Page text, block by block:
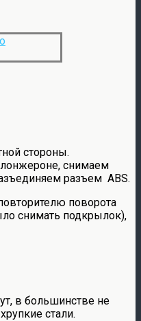
стороны.
снимаем
разъем АВS.
поворота
снимать подкрылок),
в большинстве не
стали.